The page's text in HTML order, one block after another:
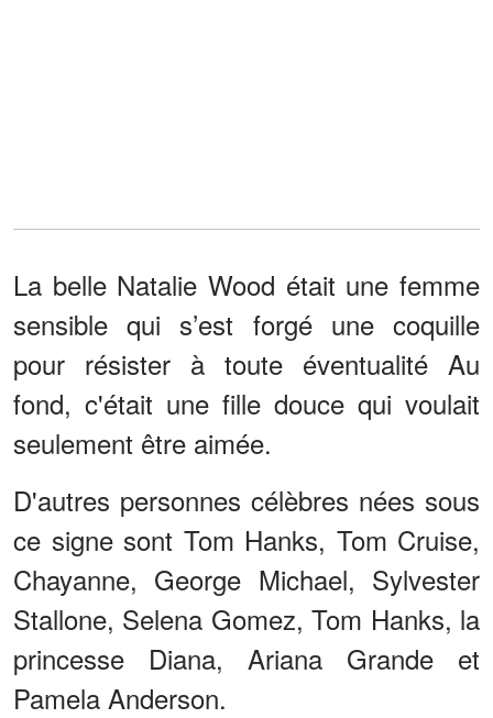
La belle Natalie Wood était une femme
sensible qui s’est forgé une coquille
pour résister à toute éventualité Au
fond, c'était une fille douce qui voulait
seulement être aimée.
D'autres personnes célèbres nées sous
ce signe sont Tom Hanks, Tom Cruise,
Chayanne, George Michael, Sylvester
Stallone, Selena Gomez, Tom Hanks, la
princesse Diana, Ariana Grande et
Pamela Anderson.